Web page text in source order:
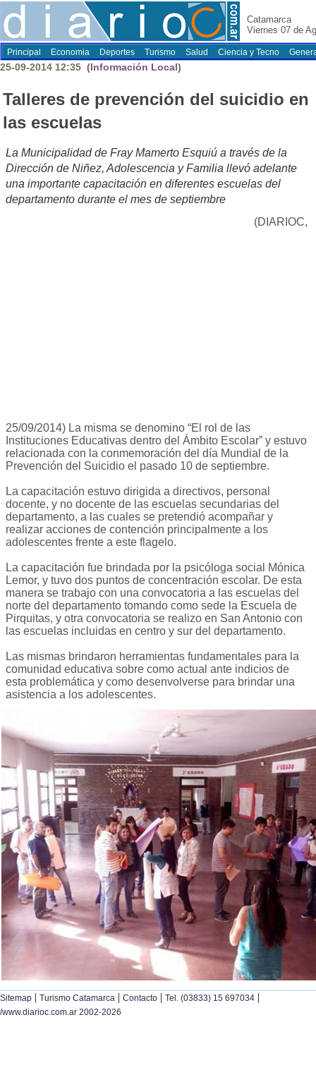
Catamarca
Viernes 07 de
Principal Economia Deportes Turismo Salud Ciencia y Tecno
25-09-2014 12:35 (Información Local)
Talleres de prevención del suicidio en
las escuelas
La Municipalidad de Fray Mamerto Esquiú a través de la
Dirección de Niñez, Adolescencia y Familia llevó adelante
una importante capacitación en diferentes escuelas del
departamento durante el mes de septiembre
(DIARIOC,
25/09/2014) La misma se denomino “El rol de las
Instituciones Educativas dentro del Ámbito Escolar” y estuvo
relacionada con la conmemoración del día Mundial de la
Prevención del Suicidio el pasado 10 de septiembre.
La capacitación estuvo dirigida a directivos, personal
docente, y no docente de las escuelas secundarias del
departamento, a las cuales se pretendió acompañar y
realizar acciones de contención principalmente a los
adolescentes frente a este flagelo.
La capacitación fue brindada por la psicóloga social Mónica
Lemor, y tuvo dos puntos de concentración escolar. De esta
manera se trabajo con una convocatoria a las escuelas del
norte del departamento tomando como sede la Escuela de
Pirquitas, y otra convocatoria se realizo en San Antonio con
las escuelas incluidas en centro y sur del departamento.
Las mismas brindaron herramientas fundamentales para la
comunidad educativa sobre como actual ante indicios de
esta problemática y como desenvolverse para brindar una
asistencia a los adolescentes.
Sitemap | Turismo Catamarca | Contacto | Tel. (03833) 15 697034 |
/www.diarioc.com.ar 2002-2026